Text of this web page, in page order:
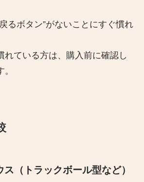
るボタン”がないことにすぐ慣れ
れている方は、購入前に確認し
（トラックボール型など）